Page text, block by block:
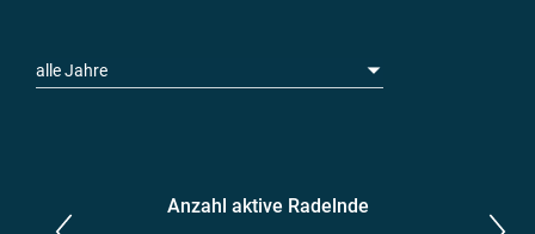
alle Jahre
Anzahl aktive Radelnde